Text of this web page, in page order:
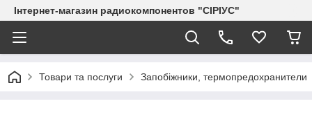
Інтернет-магазин радиокомпонентов "СІРІУС"
Товари та послуги Запобіжники, термопредохранители